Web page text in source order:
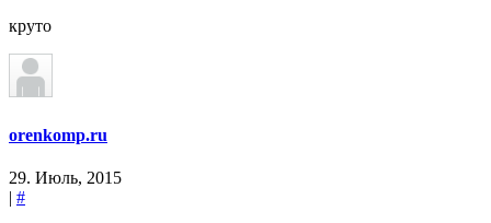
круто
orenkomp.ru
29. Июль, 2015
| #